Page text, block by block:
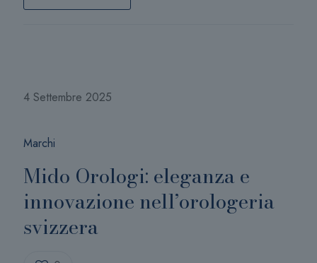
4 Settembre 2025
Marchi
Mido Orologi: eleganza e
innovazione nell’orologeria
svizzera